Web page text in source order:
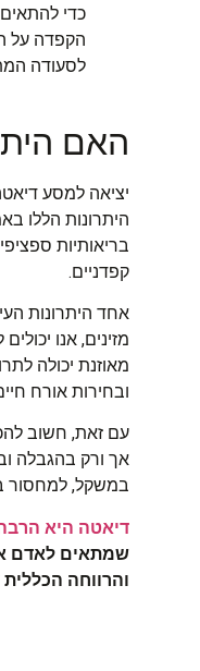
כדי
הקפדה על
לסעודה
האם
יציאה למסע
היתרונות הללו
בריאותיות
קפדניים.
אחד היתרונות
מזינים, אנו
מאוזנת יכולה
ובחירות אורח
עם זאת, חשוב
אך ורק בהגבלה
במשקל, למחסור
דיאטה היא
שמתאים לאדם
והרווחה